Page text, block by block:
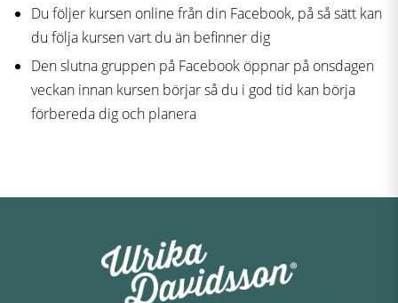
Du följer kursen online från din Facebook, på så sätt kan
du följa kursen vart du än befinner dig
Den slutna gruppen på Facebook öppnar på onsdagen
veckan innan kursen börjar så du i god tid kan börja
förbereda dig och planera